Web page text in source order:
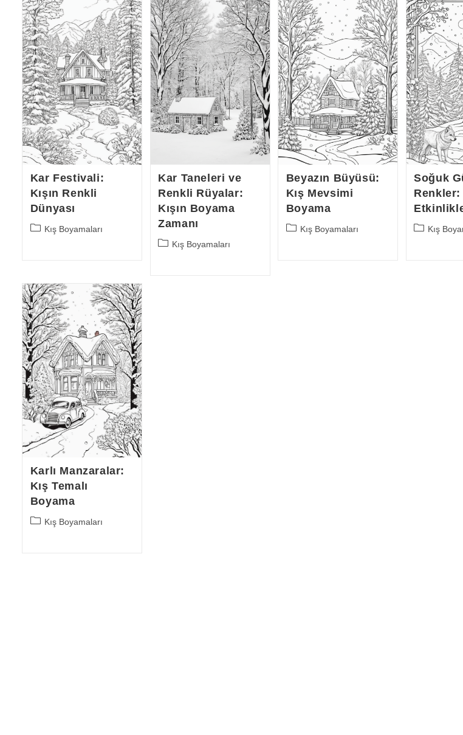
Kar Festivali:
Kışın Renkli
Dünyası
PostKış Boyamaları
Kar Taneleri ve
Renkli Rüyalar:
Kışın Boyama
Zamanı
PostKış Boyamaları
Beyazın Büyüsü:
Kış Mevsimi
Boyama
PostKış Boyamaları
Soğuk
Renkler:
PostKış
Karlı Manzaralar:
Kış Temalı
Boyama
PostKış Boyamaları